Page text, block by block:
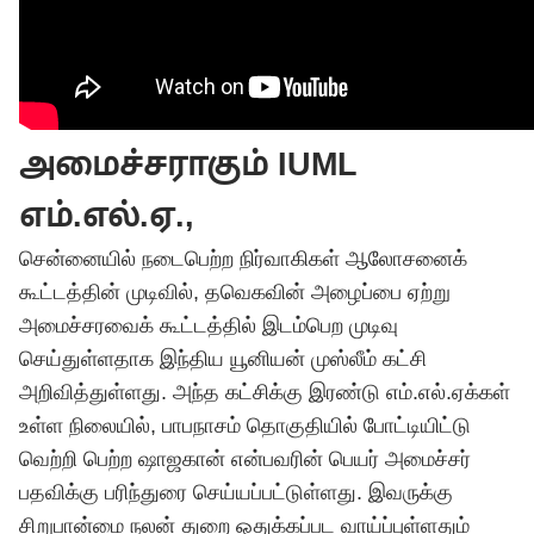
அமைச்சராகும் IUML
எம்.எல்.ஏ.,
சென்னையில் நடைபெற்ற நிர்வாகிகள் ஆலோசனைக்
கூட்டத்தின் முடிவில், தவெகவின் அழைப்பை ஏற்று
அமைச்சரவைக் கூட்டத்தில் இடம்பெற முடிவு
செய்துள்ளதாக இந்திய யூனியன் முஸ்லீம் கட்சி
அறிவித்துள்ளது. அந்த கட்சிக்கு இரண்டு எம்.எல்.ஏக்கள்
உள்ள நிலையில், பாபநாசம் தொகுதியில் போட்டியிட்டு
வெற்றி பெற்ற ஷாஜகான் என்பவரின் பெயர் அமைச்சர்
பதவிக்கு பரிந்துரை செய்யப்பட்டுள்ளது. இவருக்கு
சிறுபான்மை நலன் துறை ஒதுக்கப்பட வாய்ப்புள்ளதும்